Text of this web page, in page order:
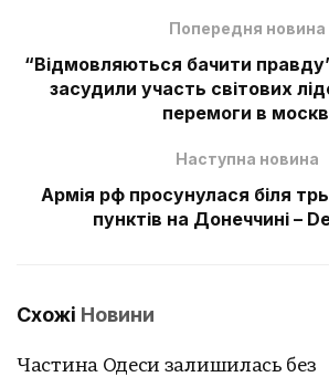
Попередня новина
“Відмовляються бачити
засудили участь світових
перемоги в
Наступна новина
Армія рф просунулася біля
пунктів на Донеччині –
Схожі Новини
Частина Одеси залишилась без